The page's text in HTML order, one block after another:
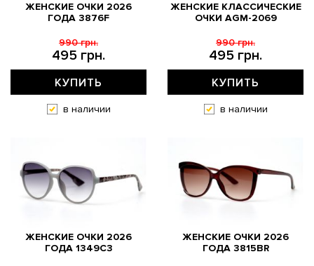
ЖЕНСКИЕ ОЧКИ 2026
ГОДА 3876F
495 грн.
990 грн.
КУПИТЬ
в наличии
ЖЕНСКИЕ КЛАССИЧЕСКИЕ
ОЧКИ AGM-2069
495 грн.
990 грн.
КУПИТЬ
в наличии
ЖЕНСКИЕ ОЧКИ 2026
ГОДА 1349C3
ЖЕНСКИЕ ОЧКИ 2026
ГОДА 3815BR